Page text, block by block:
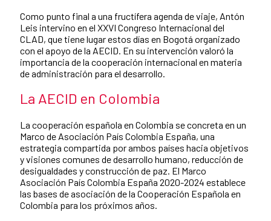
Como punto final a una fructífera agenda de viaje, Antón
Leis intervino en el XXVI Congreso Internacional del
CLAD, que tiene lugar estos días en Bogotá organizado
con el apoyo de la AECID. En su intervención valoró la
importancia de la cooperación internacional en materia
de administración para el desarrollo.
La AECID en Colombia
La cooperación española en Colombia se concreta en un
Marco de Asociación País Colombia España, una
estrategia compartida por ambos países hacia objetivos
y visiones comunes de desarrollo humano, reducción de
desigualdades y construcción de paz. El Marco
Asociación País Colombia España 2020-2024 establece
las bases de asociación de la Cooperación Española en
Colombia para los próximos años.